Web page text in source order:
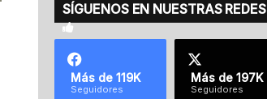
SÍGUENOS EN NUESTRAS REDES
Más de 119K
Seguidores
Más de 197K
Seguidores